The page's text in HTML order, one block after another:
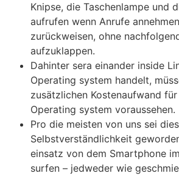
Knipse, die Taschenlampe und
aufrufen wenn Anrufe
zurückweisen, ohne
aufzuklappen.
Dahinter sera einander inside
Operating system handelt,
zusätzlichen Kostenaufwand
Operating system voraussehen.
Pro die meisten von uns sei
Selbstverständlichkeit
einsatz von dem Smartphone
surfen – jedweder wie